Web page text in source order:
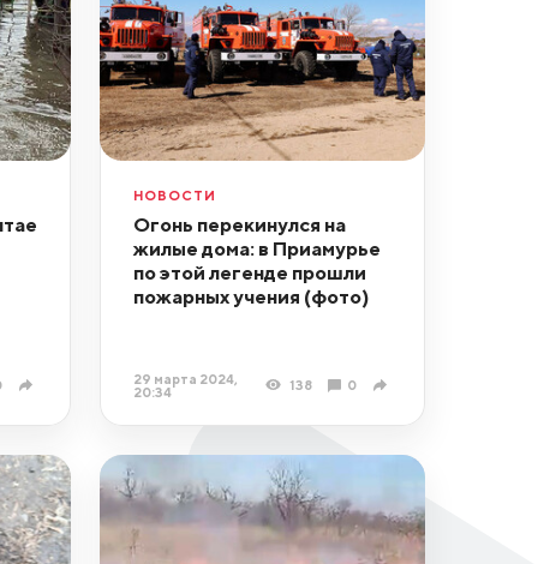
НОВОСТИ
Огонь перекинулся на
жилые дома: в Приамурье
по этой легенде прошли
пожарных учения (фото)
29 марта 2024,
20:34
138 0